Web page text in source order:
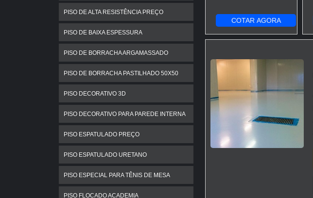
PISO DE ALTA RESISTÊNCIA PREÇO
PISO DE BAIXA ESPESSURA
PISO DE BORRACHA ARGAMASSADO
PISO DE BORRACHA PASTILHADO 50X50
PISO DECORATIVO 3D
PISO DECORATIVO PARA PAREDE INTERNA
PISO ESPATULADO PREÇO
PISO ESPATULADO URETANO
PISO ESPECIAL PARA TÊNIS DE MESA
PISO FLOCADO ACADEMIA
COTAR AGORA